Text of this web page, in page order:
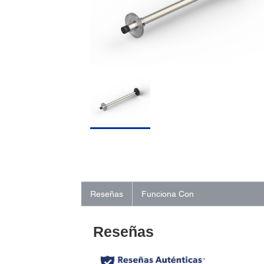
Reseñas Funciona Con